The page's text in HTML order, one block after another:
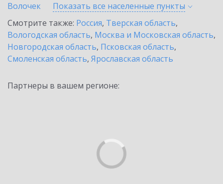
Волочек
Показать все населенные пункты
Смотрите также: Россия, Тверская область,
Вологодская область, Москва и Московская область,
Новгородская область, Псковская область,
Смоленская область, Ярославская область
Партнеры в вашем регионе: